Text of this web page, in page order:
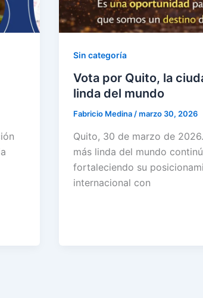
Sin categoría
Vota por Quito, la
linda del mundo
Fabricio Medina /marzo 30, 2026
Quito, 30 de marzo de
más linda del mundo
fortaleciendo su
internacional con